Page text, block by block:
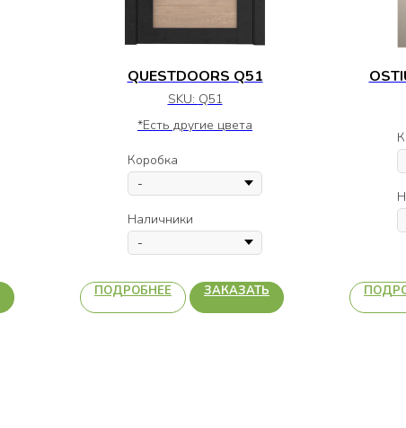
QUESTDOORS Q51
SKU: Q51
*Есть другие цвета
Коробка
Наличники
ПОДРОБНЕЕ ЗАКАЗАТЬ